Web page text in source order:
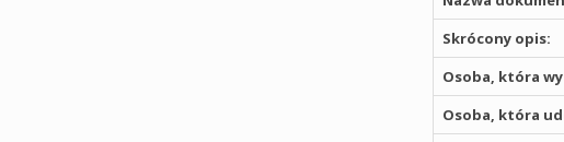
Skrócony opis:
Osoba, która
Osoba, która